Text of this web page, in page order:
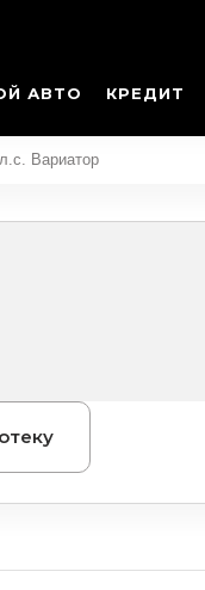
АВТО КРЕДИТ
Вариатор